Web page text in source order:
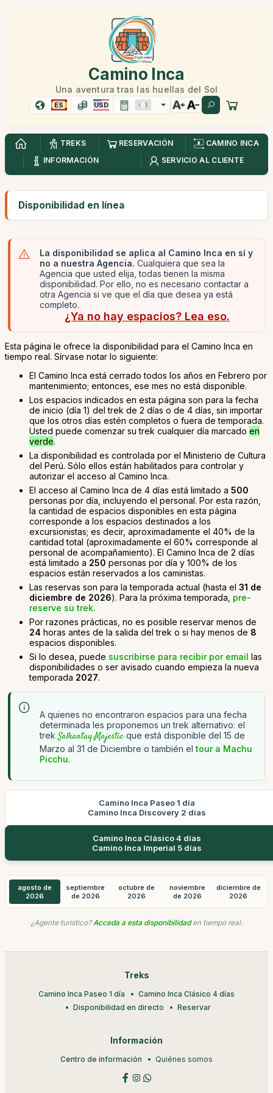
Camino Inca
Una aventura tras las huellas del Sol
ES USD
TREKS RESERVACIÓN
CAMINO INCA
INFORMACIÓN
SERVICIO AL CLIENTE
Disponibilidad en línea
La disponibilidad se aplica al Camino Inca en sí y
no a nuestra Agencia. Cualquiera que sea la
Agencia que usted elija, todas tienen la misma
disponibilidad. Por ello, no es necesario contactar a
otra Agencia si ve que el día que desea ya está
completo.
¿Ya no hay espacios? Lea eso.
Esta página le ofrece la disponibilidad para el Camino Inca en
tiempo real. Sírvase notar lo siguiente:
El Camino Inca está cerrado todos los años en Febrero por
mantenimiento; entonces, ese mes no está disponible.
Los espacios indicados en esta página son para la fecha
de inicio (día 1) del trek de 2 días o de 4 días, sin importar
que los otros días estén completos o fuera de temporada.
Usted puede comenzar su trek cualquier día marcado en
verde.
La disponibilidad es controlada por el Ministerio de Cultura
del Perú. Sólo ellos están habilitados para controlar y
autorizar el acceso al Camino Inca.
El acceso al Camino Inca de 4 días está limitado a 500
personas por día, incluyendo el personal. Por esta razón,
la cantidad de espacios disponibles en esta página
corresponde a los espacios destinados a los
excursionistas; es decir, aproximadamente el 40% de la
cantidad total (aproximadamente el 60% corresponde al
personal de acompañamiento). El Camino Inca de 2 días
está limitado a 250 personas por día y 100% de los
espacios están reservados a los caministas.
Las reservas son para la temporada actual (hasta el 31 de
diciembre de 2026). Para la próxima temporada, pre-
reserve su trek.
Por razones prácticas, no es posible reservar menos de
24 horas antes de la salida del trek o si hay menos de 8
espacios disponibles.
Si lo desea, puede suscribirse para recibir por email las
disponibilidades o ser avisado cuando empieza la nueva
temporada 2027.
A quienes no encontraron espacios para una fecha
determinada les proponemos un trek alternativo: el
trek Salkantay Majesticque está disponible del 15 de
Marzo al 31 de Diciembre o también eltour a Machu
Picchu.
Camino Inca Paseo 1 día
Camino Inca Discovery 2 días
Camino Inca Clásico 4 días
Camino Inca Imperial 5 días
agosto de
2026
septiembre
de 2026
octubre de
2026
noviembre
de 2026
diciembre de
2026
¿Agente turístico?Acceda a esta disponibilidaden tiempo real.
Treks
Camino Inca Paseo 1 día
Camino Inca Clásico 4 días
Disponibilidad en directo
Reservar
Información
Centro de información Quiénes somos